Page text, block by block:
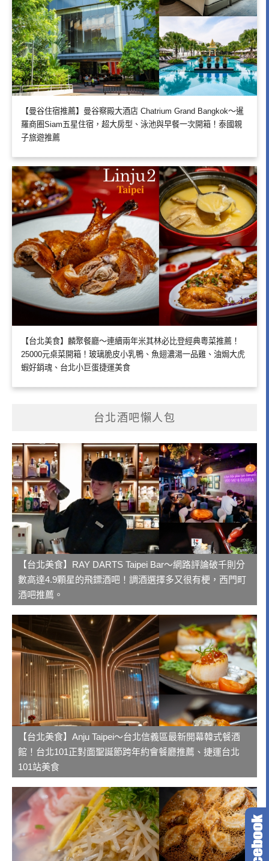
【曼谷住宿推薦】曼谷察殿大酒店 Chatrium Grand Bangkok～暹
羅商圈Siam五星住宿，超大房型、泳池與早餐一次開箱！泰國親
子旅遊推薦
【台北美食】麟聚餐廳～連續兩年米其林必比登經典粵菜推薦！
25000元桌菜開箱！玻璃脆皮小乳鴨、魚翅濃湯一品雞、油焗大虎
蝦好銷魂、台北小巨蛋捷運美食
台北酒吧懶人包
【台北美食】RAY DARTS Taipei Bar～網路評論破千則分
數高達4.9顆星的飛鏢酒吧！調酒選擇多又很有梗，西門町
酒吧推薦。
【台北美食】Anju Taipei～台北信義區最新開幕韓式餐酒
館！台北101正對面聖誕節跨年約會餐廳推薦、捷運台北
101站美食